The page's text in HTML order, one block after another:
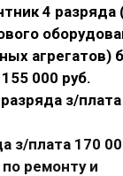
4 разряда
агрегатов)
000 руб.
з/
з/плата 170
ремонту и